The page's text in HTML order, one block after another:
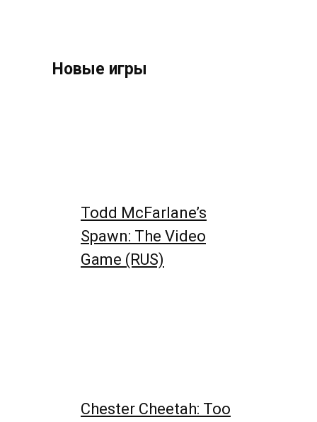
Новые игры
Todd McFarlane’s
Spawn: The Video
Game (RUS)
Chester Cheetah: Too